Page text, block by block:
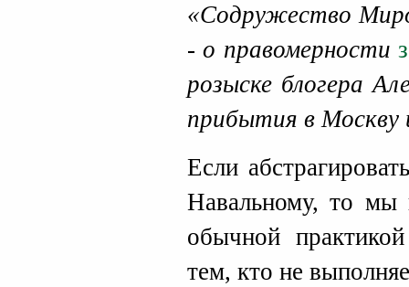
«Содружество
- о правомерности
розыске блогера
прибытия в Москву
Если
Навальному, то
обычной
тем, кто не